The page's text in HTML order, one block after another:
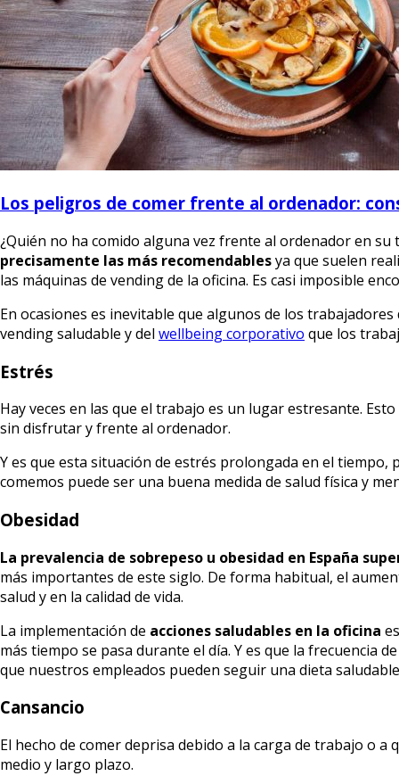
Los peligros de comer frente al ordenador:
¿Quién no ha comido alguna vez frente al ordenador en su
precisamente las más recomendablesya que suelen
las máquinas de vending de la oficina. Es casi imposible
En ocasiones es inevitable que algunos de los
vending saludable y del wellbeing corporativo que los
Estrés
Hay veces en las que el trabajo es un lugar estresante.
sin disfrutar y frente al ordenador.
Y es que esta situación de estrés prolongada en el tiempo,
comemos puede ser una buena medida de salud física y
Obesidad
La prevalencia de sobrepeso u obesidad en España
más importantes de este siglo. De forma habitual, el
salud y en la calidad de vida.
La implementación de acciones saludables en la oficina
más tiempo se pasa durante el día. Y es que la frecuencia
que nuestros empleados pueden seguir una dieta
Cansancio
El hecho de comer deprisa debido a la carga de trabajo o
medio y largo plazo.